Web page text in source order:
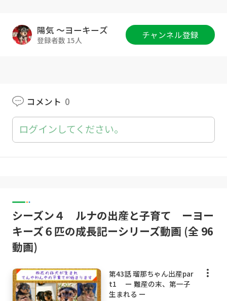
陽気 ～ヨーキーズ
登録者数 15人
チャンネル登録
コメント 0
ログインしてください。
シーズン４ ルナの出産と子育て ーヨー
キーズ６匹の成長記ーシリーズ動画 (全 96
動画)
第43話 瑠那ちゃん出産par
t1 ー 難産の末、第一子
生まれる ー